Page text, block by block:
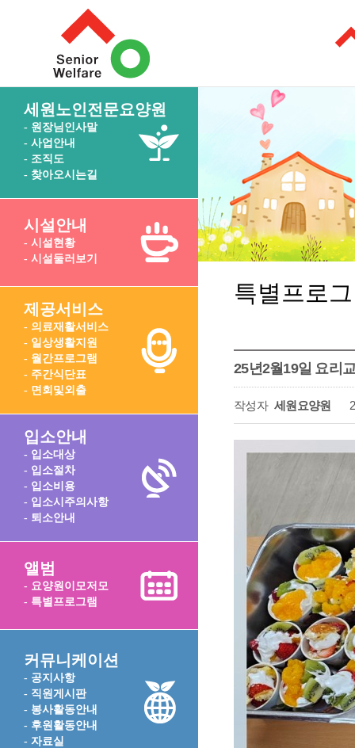
세원노인전문요양원
- 원장님인사말
- 사업안내
- 조직도
- 찾아오시는길
시설안내
- 시설현황
- 시설둘러보기
제공서비스
- 의료재활서비스
- 일상생활지원
- 월간프로그램
- 주간식단표
- 면회및외출
입소안내
- 입소대상
- 입소절차
- 입소비용
- 입소시주의사항
- 퇴소안내
앨범
- 요양원이모저모
- 특별프로그램
커뮤니케이션
- 공지사항
- 직원게시판
- 봉사활동안내
- 후원활동안내
- 자료실
특별프로
25년2월19일 요리
작성자 세원요양원